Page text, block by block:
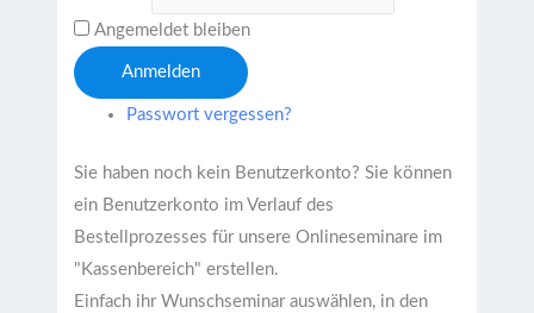
Angemeldet bleiben
Anmelden
Passwort vergessen?
Sie haben noch kein Benutzerkonto? Sie können
ein Benutzerkonto im Verlauf des
Bestellprozesses für unsere Onlineseminare im
"Kassenbereich" erstellen.
Einfach ihr Wunschseminar auswählen, in den